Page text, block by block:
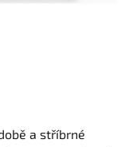
a stříbrné